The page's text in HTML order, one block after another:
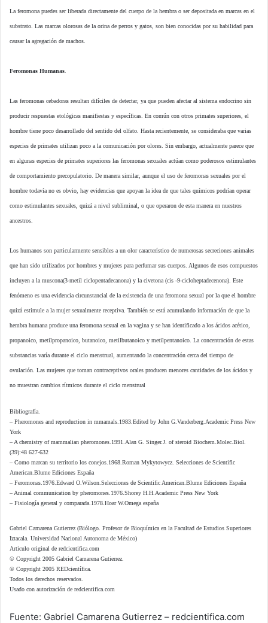
La feromona puedes ser liberada directamente del cuerpo de la hembra o ser depositada en marcas en el
substrato. Las marcas olorosas de la orina de perros y gatos, son bien conocidas por su habilidad para
causar la agregación de machos.
Feromonas Humanas
Las feromonas cebadoras resultan difíciles de detectar, ya que pueden afectar al sistema endocrino sin
producir respuestas etológicas manifiestas y específicas. En común con otros primates superiores, el
hombre tiene poco desarrollado del sentido del olfato. Hasta recientemente, se consideraba que varias
especies de primates utilizan poco a la comunicación por olores. Sin embargo, actualmente parece que
en algunas especies de primates superiores las feromonas sexuales actúan como poderosos estimulantes
de comportamiento precopulatorio. De manera similar, aunque el uso de feromonas sexuales por el
hombre todavía no es obvio, hay evidencias que apoyan la idea de que tales químicos podrían operar
como estimulantes sexuales, quizá a nivel subliminal, o que operaron de esta manera en nuestros
ancestros.
Los humanos son particularmente sensibles a un olor característico de numerosas secreciones animales
que han sido utilizados por hombres y mujeres para perfumar sus cuerpos. Algunos de esos compuestos
incluyen a la muscona(3-metil ciclopentadecanona) y la civetona (cis -9-cicloheptadecenona). Este
fenómeno es una evidencia circunstancial de la existencia de una feromona sexual por la que el hombre
quizá estimule a la mujer sexualmente receptiva. También se está acumulando información de que la
hembra humana produce una feromona sexual en la vagina y se han identificado a los ácidos acético,
propanoico, metilpropanoico, butanoico, metilbutanoico y metilpentanoico. La concentración de estas
substancias varía durante el ciclo menstrual, aumentando la concentración cerca del tiempo de
ovulación. Las mujeres que toman contraceptivos orales producen menores cantidades de los ácidos y
no muestran cambios rítmicos durante el ciclo menstrual
Bibliografía.
– Pheromones and reproduction in mmamals.1983.Edited by John G.Vanderberg.Academic Press New
York
– A chemistry of mammalian pheromones.1991.Alan G. Singer.J. of steroid Biochem.Molec.Biol.
(39):48 627-632
– Como marcan su territorio los conejos.1968.Roman Mykytowycz. Selecciones de Scientific
American.Blume Ediciones España
– Feromonas.1976.Edward O.Wilson.Selecciones de Scientific American.Blume Ediciones España
– Animal communication by pheromones.1976.Shorey H.H.Academic Press New York
– Fisiología general y comparada.1978.Hoar W.Omega españa
Gabriel Camarena Gutierrez (Biólogo. Profesor de Bioquímica en la Facultad de Estudios Superiores
Iztacala. Universidad Nacional Autonoma de México)
Articulo original de redcientifica.com
© Copyright 2005 Gabriel Camarena Gutierrez.
© Copyright 2005 REDcientífica.
Todos los derechos reservados.
Usado con autorización de redcientifica.com
Fuente: Gabriel Camarena Gutierrez – redcientifica.com